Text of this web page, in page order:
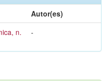
Autor(es)
n.
-